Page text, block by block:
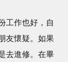
工作也好，自
友懷疑。如果
去進修。在畢